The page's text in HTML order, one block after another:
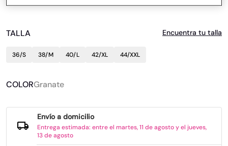
TALLA Encuentra tu talla
36/S 38/M 40/L 42/XL 44/XXL
COLORGranate
Envío a domicilio
Entrega estimada: entre el martes, 11 de agosto y el jueves,
13 de agosto